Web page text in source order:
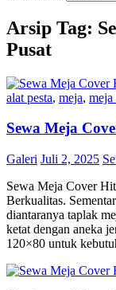
Arsip Tag:
Pusat
alat pesta, meja,
Sewa Meja
Galeri Juli 2, 2025
Sewa Meja Cover
Berkualitas.
diantaranya taplak
ketat dengan aneka
120×80 untuk